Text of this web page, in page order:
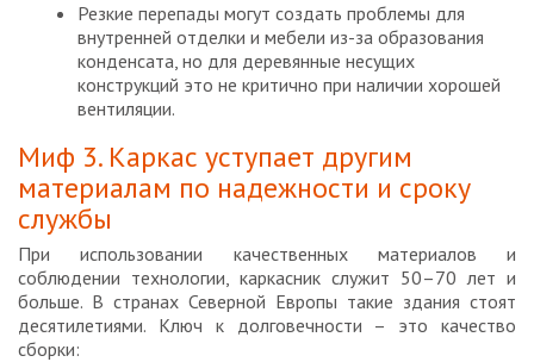
Резкие перепады могут создать проблемы для
внутренней отделки и мебели из-за образования
конденсата, но для деревянные несущих
конструкций это не критично при наличии хорошей
вентиляции.
Миф 3. Каркас уступает другим
материалам по надежности и сроку
службы
При использовании качественных материалов и
соблюдении технологии, каркасник служит 50–70 лет и
больше. В странах Северной Европы такие здания стоят
десятилетиями. Ключ к долговечности – это качество
сборки: